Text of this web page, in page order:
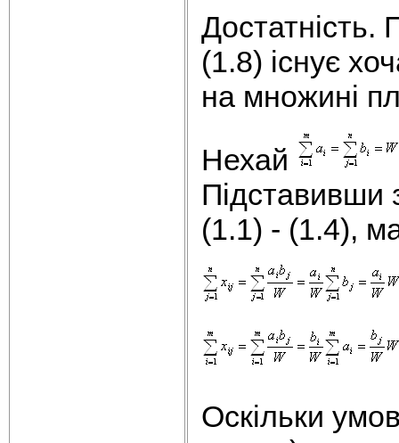
Достатність.
(1.8) існує
на множині
Нехай
Підставивши
(1.1) - (1.4),
Оскільки